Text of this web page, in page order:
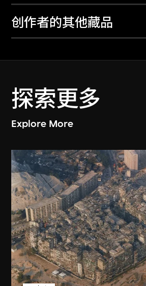
创作者的其他藏品
探索更多
Explore More